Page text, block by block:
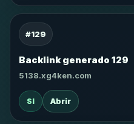
#129
Backlink generado 129
5138.xg4ken.com
SI Abrir